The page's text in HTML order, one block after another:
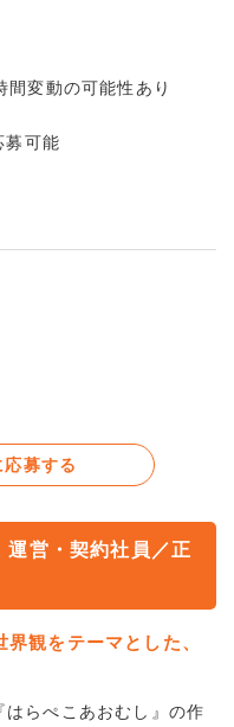
間変動の可能性あり
可能
募する
営・契約社員／正
観をテーマとした、
らぺこあおむし』の作